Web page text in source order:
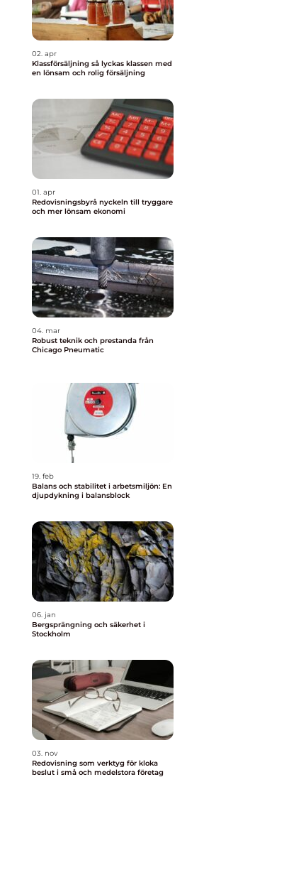
02. apr
Klassförsäljning så lyckas klassen med
en lönsam och rolig försäljning
01. apr
Redovisningsbyrå nyckeln till tryggare
och mer lönsam ekonomi
04. mar
Robust teknik och prestanda från
Chicago Pneumatic
19. feb
Balans och stabilitet i arbetsmiljön: En
djupdykning i balansblock
06. jan
Bergsprängning och säkerhet i
Stockholm
03. nov
Redovisning som verktyg för kloka
beslut i små och medelstora företag